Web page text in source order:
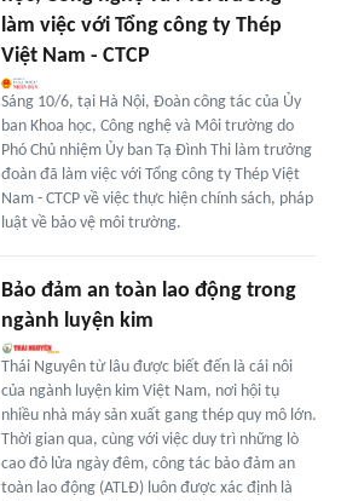
làm việc với Tổng công ty Thép
Việt Nam - CTCP
Sáng 10/6, tại Hà Nội, Đoàn công tác của Ủy
ban Khoa học, Công nghệ và Môi trường do
Phó Chủ nhiệm Ủy ban Tạ Đình Thi làm trưởng
đoàn đã làm việc với Tổng công ty Thép Việt
Nam - CTCP về việc thực hiện chính sách, pháp
luật về bảo vệ môi trường.
Bảo đảm an toàn lao động trong
ngành luyện kim
Thái Nguyên từ lâu được biết đến là cái nôi
của ngành luyện kim Việt Nam, nơi hội tụ
nhiều nhà máy sản xuất gang thép quy mô lớn.
Thời gian qua, cùng với việc duy trì những lò
cao đỏ lửa ngày đêm, công tác bảo đảm an
toàn lao động (ATLĐ) luôn được xác định là